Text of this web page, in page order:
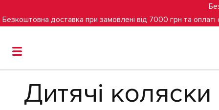
Безкоштовна доставка при замовлені від 7000 грн та оплаті
Дитячі коляски